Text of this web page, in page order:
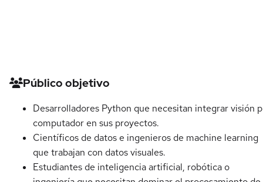
Detalles del curso
Público objetivo
Desarrolladores Python que necesitan integrar visión
computador en sus proyectos.
Científicos de datos e ingenieros de machine learning
que trabajan con datos visuales.
Estudiantes de inteligencia artificial, robótica o